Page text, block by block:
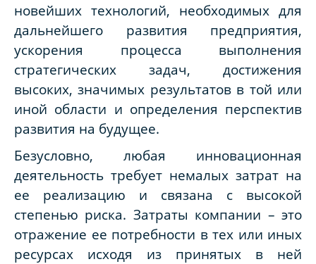
новейших технологий, необходимых для
дальнейшего развития предприятия,
ускорения процесса выполнения
стратегических задач, достижения
высоких, значимых результатов в той или
иной области и определения перспектив
развития на будущее.
Безусловно, любая инновационная
деятельность требует немалых затрат на
ее реализацию и связана с высокой
степенью риска. Затраты компании – это
отражение ее потребности в тех или иных
ресурсах исходя из принятых в ней